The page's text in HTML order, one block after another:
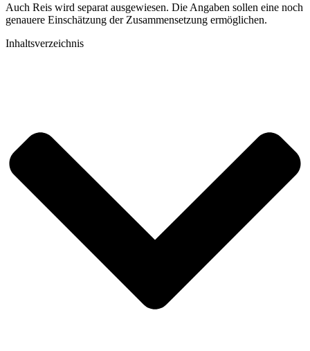
Auch Reis wird separat ausgewiesen. Die Angaben sollen eine noch
genauere Einschätzung der Zusammensetzung ermöglichen.
Inhaltsverzeichnis​